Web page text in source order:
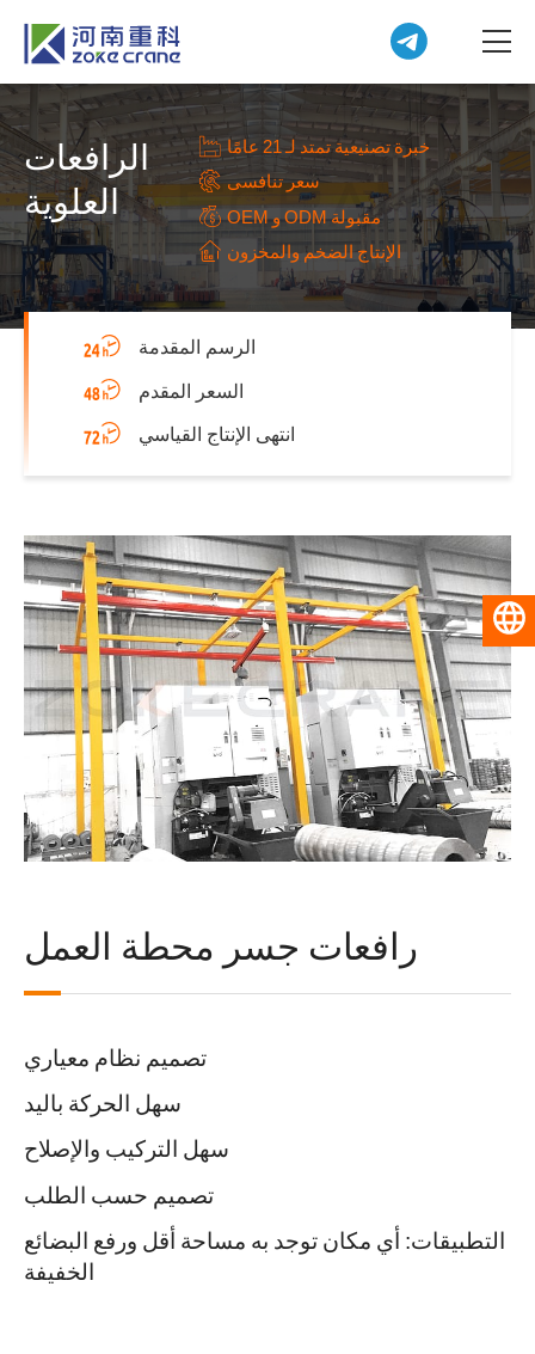
الرافعات
العلوية
خبرة تصنيعية تمتد لـ 21 عامًا
سعر تنافسى
OEM و ODM مقبولة
الإنتاج الضخم والمخزون
الرسم المقدمة
السعر المقدم
انتهى الإنتاج القياسي
رافعات جسر محطة العمل
تصميم نظام معياري
سهل الحركة باليد
سهل التركيب والإصلاح
تصميم حسب الطلب
التطبيقات: أي مكان توجد به مساحة أقل ورفع البضائع
الخفيفة
العربية